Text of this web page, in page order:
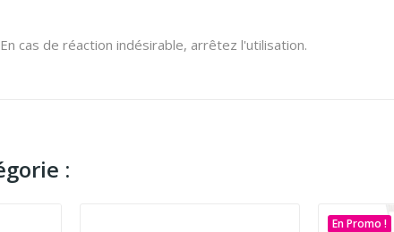
cas de réaction indésirable, arrêtez l'utilisation.
:
En Promo !